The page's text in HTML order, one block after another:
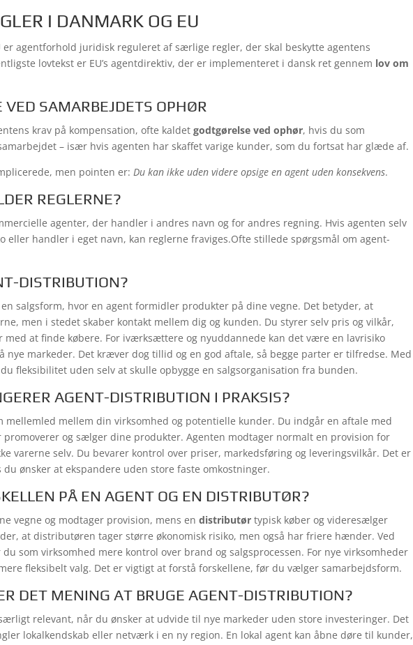
I DANMARK OG EU
er agentforhold juridisk reguleret af særlige regler, der skal beskytte agentens
lovtekst er EU’s agentdirektiv, der er implementeret i dansk ret gennem lov om
VED SAMARBEJDETS OPHØR
krav på kompensation, ofte kaldet godtgørelse ved ophør, hvis du som
– især hvis agenten har skaffet varige kunder, som du fortsat har glæde af.
men pointen er: Du kan ikke uden videre opsige en agent uden konsekvens.
REGLERNE?
agenter, der handler i andres navn og for andres regning. Hvis agenten selv
eller handler i eget navn, kan reglerne fraviges.Ofte stillede spørgsmål om agent-
DISTRIBUTION?
salgsform, hvor en agent formidler produkter på dine vegne. Det betyder, at
men i stedet skaber kontakt mellem dig og kunden. Du styrer selv pris og vilkår,
at finde købere. For iværksættere og nyuddannede kan det være en lavrisiko
nye markeder. Det kræver dog tillid og en god aftale, så begge parter er tilfredse. Med
fleksibilitet uden selv at skulle opbygge en salgsorganisation fra bunden.
AGENT-DISTRIBUTION I PRAKSIS?
mellemled mellem din virksomhed og potentielle kunder. Du indgår en aftale med
promoverer og sælger dine produkter. Agenten modtager normalt en provision for
varerne selv. Du bevarer kontrol over priser, markedsføring og leveringsvilkår. Det er
ønsker at ekspandere uden store faste omkostninger.
PÅ EN AGENT OG EN DISTRIBUTØR?
vegne og modtager provision, mens en distributørtypisk køber og videresælger
at distributøren tager større økonomisk risiko, men også har friere hænder. Ved
som virksomhed mere kontrol over brand og salgsprocessen. For nye virksomheder
fleksibelt valg. Det er vigtigt at forstå forskellene, før du vælger samarbejdsform.
DET MENING AT BRUGE AGENT-DISTRIBUTION?
relevant, når du ønsker at udvide til nye markeder uden store investeringer. Det
lokalkendskab eller netværk i en ny region. En lokal agent kan åbne døre til kunder,